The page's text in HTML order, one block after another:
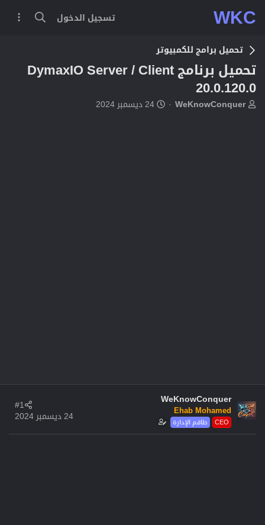
WKC تسجيل الدخول
تحميل برامج للكمبيوتر
تحميل برنامج DymaxIO Server / Client
20.0.120.0
بWeKnowConquer
ت24 ديسمبر 2024
WeKnowConquer
Ehab Mohamed
طاقم الإدارة CEO
24 ديسمبر 2024
#1